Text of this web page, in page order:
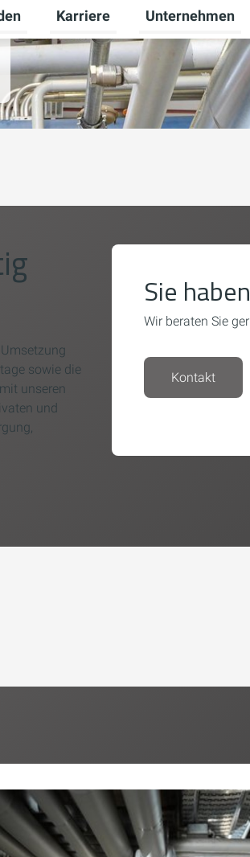
umschalten
Untermenü für Gewerbekunden
Karriere
Untermenü für
Unternehmen
sowie die
unseren
und
Sie
Wir beraten Sie
Kontakt